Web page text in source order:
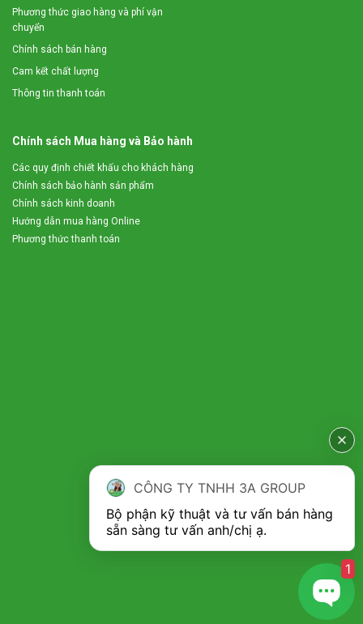
Phương thức giao hàng và phí vận
chuyển
Chính sách bán hàng
Cam kết chất lượng
Thông tin thanh toán
Chính sách Mua hàng và Bảo hành
Các quy định chiết khấu cho khách hàng
Chính sách bảo hành sản phẩm
Chính sách kinh doanh
Hướng dẫn mua hàng Online
Phương thức thanh toán
CÔNG TY TNHH 3A GROUP
Bộ phận kỹ thuật và tư vấn bán hàng
1